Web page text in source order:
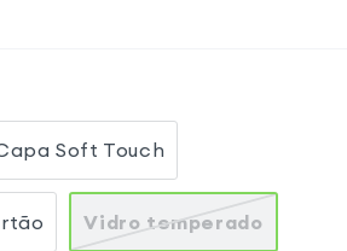
Soft Touch
Vidro temperado